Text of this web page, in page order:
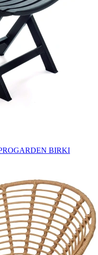
BIRKI